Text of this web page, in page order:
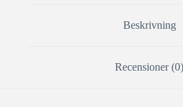
Beskrivning
Recensioner (0)